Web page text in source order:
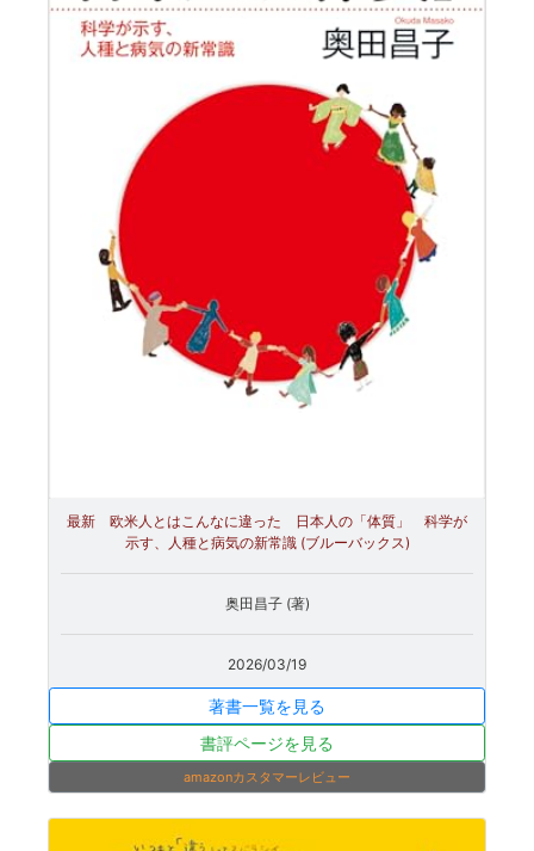
最新 欧米人とはこんなに違った 日本人の「体質」 科学が
示す、人種と病気の新常識 (ブルーバックス)
奥田昌子 (著)
2026/03/19
著書一覧を見る
書評ページを見る
amazonカスタマーレビュー